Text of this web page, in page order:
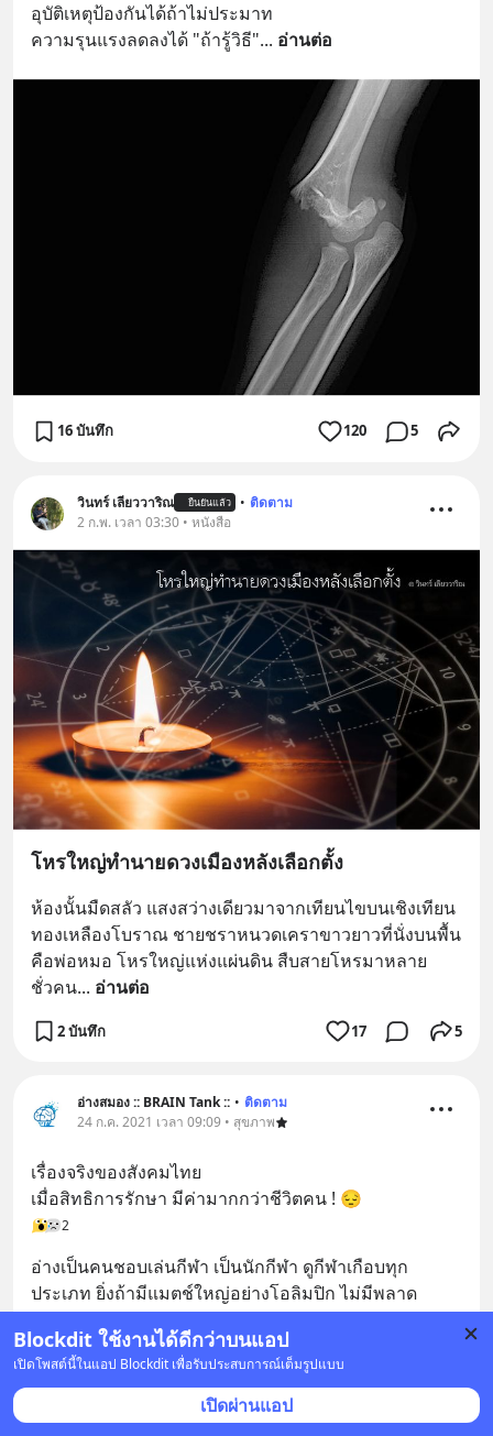
Blockdit ใช้งานได้ดีกว่าบนแอป
เปิดโพสต์นี้ในแอป Blockdit เพื่อรับประสบการณ์เต็มรูปแบบ
เปิดผ่านแอป
อุบัติเหตุป้องกันได้ถ้าไม่ประมาท
ความรุนแรงลดลงได้ "ถ้ารู้วิธี"... อ่านต่อ
16 บันทึก 120 5
วินทร์ เลียววาริณ ยืนยันแล้ว • ติดตาม
2 ก.พ. เวลา 03:30 • หนังสือ
โหรใหญ่ทำนายดวงเมืองหลังเลือกตั้ง
ห้องนั้นมืดสลัว แสงสว่างเดียวมาจากเทียนไขบนเชิงเทียน
ทองเหลืองโบราณ ชายชราหนวดเคราขาวยาวที่นั่งบนพื้น
คือพ่อหมอ โหรใหญ่แห่งแผ่นดิน สืบสายโหรมาหลาย
ชั่วคน... อ่านต่อ
2 บันทึก 17 5
อ่างสมอง :: BRAIN Tank :: • ติดตาม
24 ก.ค. 2021 เวลา 09:09 • สุขภาพ
เรื่องจริงของสังคมไทย
เมื่อสิทธิการรักษา มีค่ามากกว่าชีวิตคน ! 😔
2
อ่างเป็นคนชอบเล่นกีฬา เป็นนักกีฬา ดูกีฬาเกือบทุก
ประเภท ยิ่งถ้ามีแมตช์ใหญ่อย่างโอลิมปิก ไม่มีพลาด
แน่น... อ่านต่อ
1 5